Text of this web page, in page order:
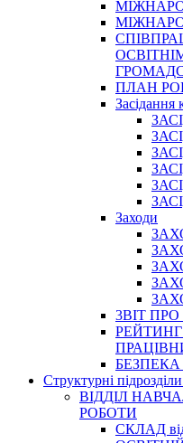
ПЛАН
Засідання
Заходи
3BIT
Структурні
ВІДДІЛ
РОБОТИ
СКЛАД